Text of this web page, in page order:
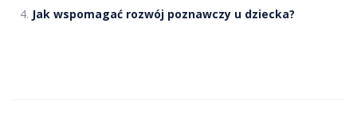
Jak wspomagać rozwój poznawczy u dziecka?